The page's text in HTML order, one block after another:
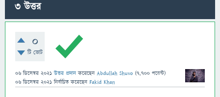
3উত্তর
0
টি ভোট
06 ডিসেম্বর 2021 উত্তর প্রদান করেছেন Abdullah Shuvo (7,700 পয়েন্ট)
06 ডিসেম্বর 2021 নির্বাচিত করেছেন Fakid Khan